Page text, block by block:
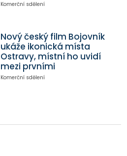
Komerční sdělení
Nový český film Bojovník
ukáže ikonická místa
Ostravy, místní ho uvidí
mezi prvními
Komerční sdělení